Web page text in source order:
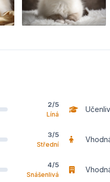
2/5
Líná
3/5
Střední
4/5
Snášenlivá